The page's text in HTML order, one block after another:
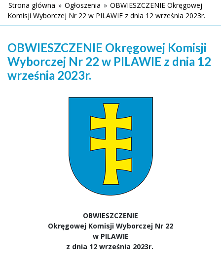
Strona główna » Ogłoszenia » OBWIESZCZENIE Okręgowej
Komisji Wyborczej Nr 22 w PILAWIE z dnia 12 września 2023r.
OBWIESZCZENIE Okręgowej Komisji
Wyborczej Nr 22 w PILAWIE z dnia 12
września 2023r.
OBWIESZCZENIE
Okręgowej Komisji Wyborczej Nr 22
w PILAWIE
z dnia 12 września 2023r.